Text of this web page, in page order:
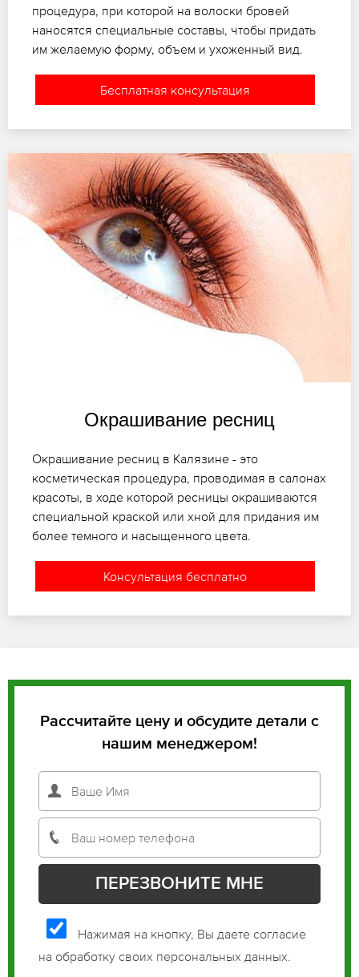
процедура, при которой на волоски бровей
наносятся специальные составы, чтобы придать
им желаемую форму, объем и ухоженный вид.
Бесплатная консультация
Окрашивание ресниц
Окрашивание ресниц в Калязине - это
косметическая процедура, проводимая в салонах
красоты, в ходе которой ресницы окрашиваются
специальной краской или хной для придания им
более темного и насыщенного цвета.
Консультация бесплатно
Рассчитайте цену и обсудите детали с
нашим менеджером!
Нажимая на кнопку, Вы даете согласие
на обработку своих персональных данных.